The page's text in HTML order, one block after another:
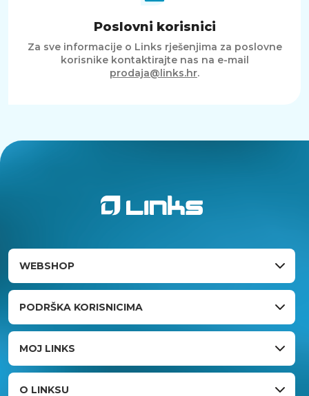
Poslovni korisnici
Za sve informacije o Links rješenjima za poslovne
korisnike kontaktirajte nas na e-mail
prodaja@links.hr.
WEBSHOP
PODRŠKA KORISNICIMA
MOJ LINKS
O LINKSU